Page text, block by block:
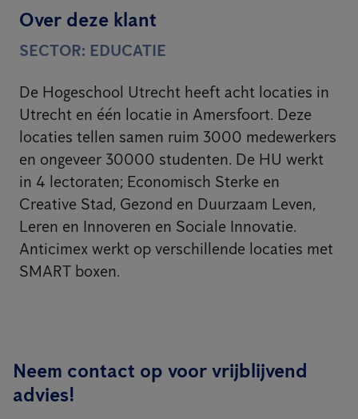
Over deze klant
SECTOR: EDUCATIE
De Hogeschool Utrecht heeft acht locaties in
Utrecht en één locatie in Amersfoort. Deze
locaties tellen samen ruim 3000 medewerkers
en ongeveer 30000 studenten. De HU werkt
in 4 lectoraten; Economisch Sterke en
Creative Stad, Gezond en Duurzaam Leven,
Leren en Innoveren en Sociale Innovatie.
Anticimex werkt op verschillende locaties met
SMART boxen.
Neem contact op voor vrijblijvend
advies!